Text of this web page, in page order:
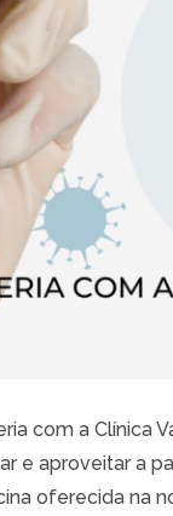
com a Clínica
e aproveitar a
oferecida na